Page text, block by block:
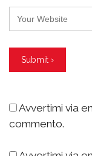
Avvertimi via
commento.